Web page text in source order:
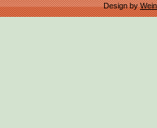
Design by